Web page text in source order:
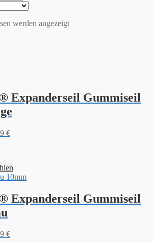
werden angezeigt
Expanderseil Gummiseil
€
Expanderseil Gummiseil
€